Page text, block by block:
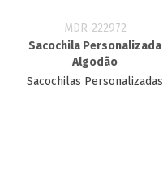
MDR-222972
Sacochila Personalizada
Algodão
Sacochilas Personalizadas